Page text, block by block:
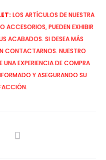
LOS ARTÍCULOS DE NUESTRA
ACCESORIOS, PUEDEN EXHIBIR
ACABADOS. SI DESEA MÁS
CONTACTARNOS. NUESTRO
EXPERIENCIA DE COMPRA
Y ASEGURANDO SU